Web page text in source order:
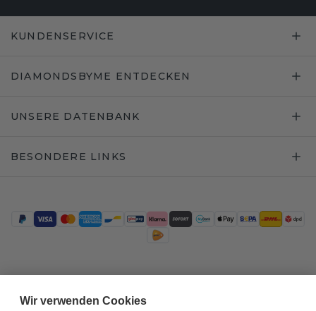
KUNDENSERVICE
DIAMONDSBYME ENTDECKEN
UNSERE DATENBANK
BESONDERE LINKS
Wir verwenden Cookies